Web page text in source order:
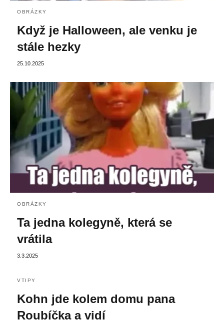
OBRÁZKY
Když je Halloween, ale venku je
stále hezky
25.10.2025
OBRÁZKY
Ta jedna kolegyně, která se
vrátila
3.3.2025
VTIPY
Kohn jde kolem domu pana
Roubíčka a vidí